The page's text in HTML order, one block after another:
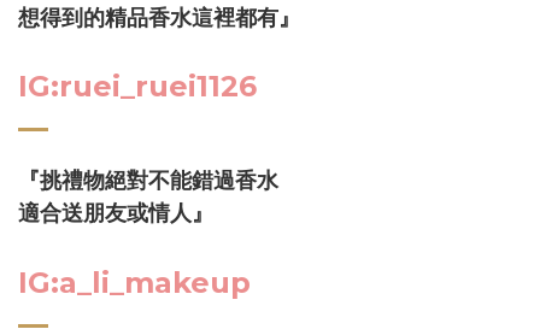
想得到的精品香水這裡都有』
IG:ruei_ruei1126
『挑禮物絕對不能錯過香水
適合送朋友或情人』
IG:a_li_makeup